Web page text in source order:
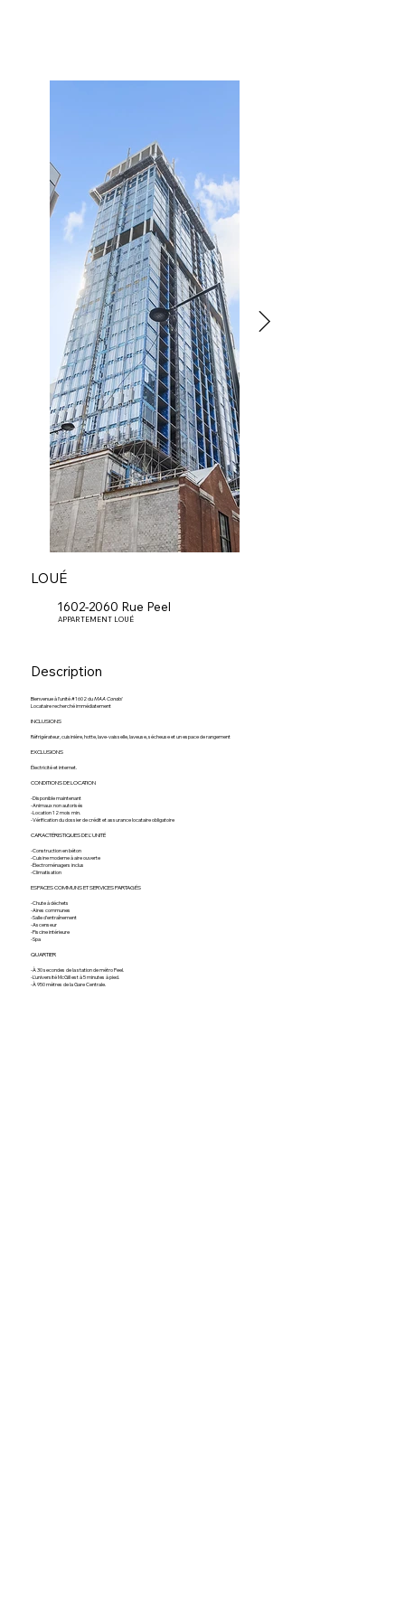
1602-2060 Rue Peel
APPARTEMENT LOUÉ
LOUÉ
Description
Bienvenue à l’unité #1602 duMAA Condo!
Locataire recherché immédiatement
INCLUSIONS
Réfrigérateur, cuisinière, hotte, lave-vaisselle, laveuse, sécheuse et un espace de rangement
EXCLUSIONS
Électricité et internet.
CONDITIONS DE LOCATION
-Disponible maintenant
-Animaux non autorisés
-Location 12 mois min.
-Vérification du dossier de crédit et assurance locataire obligatoire
CARACTÉRISTIQUES DE L'UNITÉ
-Construction en béton
-Cuisine moderne à aire ouverte
-Électroménagers inclus
-Climatisation
ESPACES COMMUNS ET SERVICES PARTAGÉS
-Chute à déchets
-Aires communes
-Salle d’entraînement
-Ascenseur
-Piscine intérieure
-Spa
QUARTIER
-À 30 secondes de la station de métro Peel.
-L'université McGill est à 5 minutes à pied.
-À 950 mètres de la Gare Centrale.